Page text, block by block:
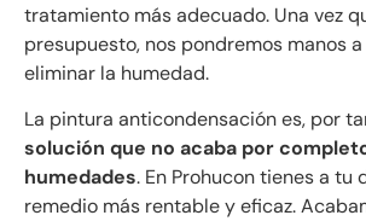
tratamiento más adecuado. Una vez
presupuesto, nos pondremos manos
eliminar la humedad.
La pintura anticondensación es, por
solución que no acaba por
humedades. En Prohucon tienes a tu
remedio más rentable y eficaz.